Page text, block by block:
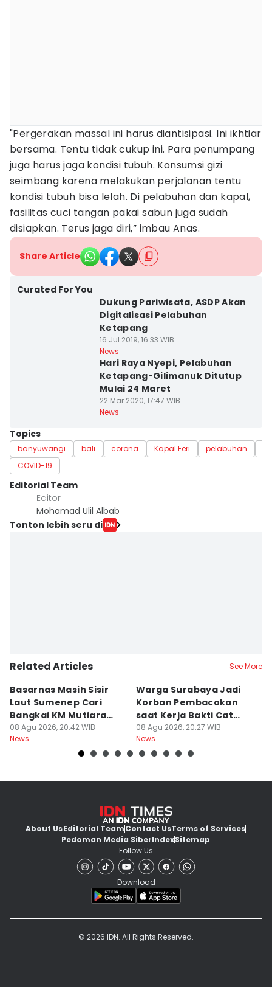
"Pergerakan massal ini harus diantisipasi. Ini ikhtiar
bersama. Tentu tidak cukup ini. Para penumpang
juga harus jaga kondisi tubuh. Konsumsi gizi
seimbang karena melakukan perjalanan tentu
kondisi tubuh bisa lelah. Di pelabuhan dan kapal,
fasilitas cuci tangan pakai sabun juga sudah
disiapkan. Terus jaga diri,” imbau Anas.
Share Article
Curated For You
Dukung Pariwisata, ASDP Akan
Digitalisasi Pelabuhan
Ketapang
16 Jul 2019, 16:33 WIB
News
Hari Raya Nyepi, Pelabuhan
Ketapang-Gilimanuk Ditutup
Mulai 24 Maret
22 Mar 2020, 17:47 WIB
News
Topics
banyuwangi bali corona Kapal Feri pelabuhan
COVID-19
Editorial Team
Editor
Mohamad Ulil Albab
Tonton lebih seru di
Related Articles See More
Basarnas Masih Sisir
Laut Sumenep Cari
Bangkai KM Mutiara
Sentosa II
08 Agu 2026, 20:42 WIB
News
Warga Surabaya Jadi
Korban Pembacokan
saat Kerja Bakti Cat
Gapura
08 Agu 2026, 20:27 WIB
News
About UsEditorial TeamContact UsTerms of Services
Pedoman Media SiberIndexSitemap
Follow Us
Download
© 2026 IDN. All Rights Reserved.